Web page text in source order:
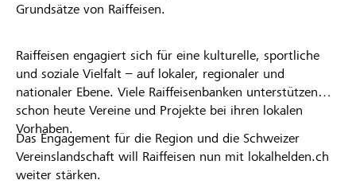
Grundsätze von Raiffeisen.
Raiffeisen engagiert sich für eine kulturelle, sportliche
und soziale Vielfalt – auf lokaler, regionaler und
nationaler Ebene. Viele Raiffeisenbanken unterstützen
schon heute Vereine und Projekte bei ihren lokalen
Vorhaben.
Das Engagement für die Region und die Schweizer
Vereinslandschaft will Raiffeisen nun mit lokalhelden.ch
weiter stärken.